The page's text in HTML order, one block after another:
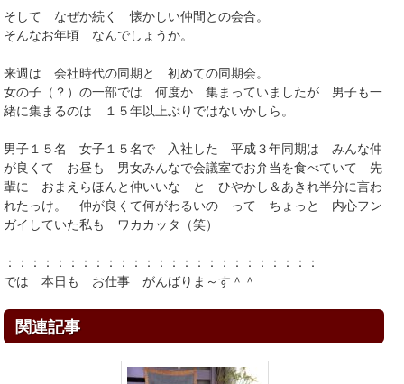
そして なぜか続く 懐かしい仲間との会合。
そんなお年頃 なんでしょうか。
来週は 会社時代の同期と 初めての同期会。
女の子（？）の一部では 何度か 集まっていましたが 男子も一
緒に集まるのは １５年以上ぶりではないかしら。
男子１５名 女子１５名で 入社した 平成３年同期は みんな仲
が良くて お昼も 男女みんなで会議室でお弁当を食べていて 先
輩に おまえらほんと仲いいな と ひやかし＆あきれ半分に言わ
れたっけ。 仲が良くて何がわるいの って ちょっと 内心フン
ガイしていた私も ワカカッタ（笑）
：：：：：：：：：：：：：：：：：：：：：：：：：
では 本日も お仕事 がんばりま～す＾＾
関連記事